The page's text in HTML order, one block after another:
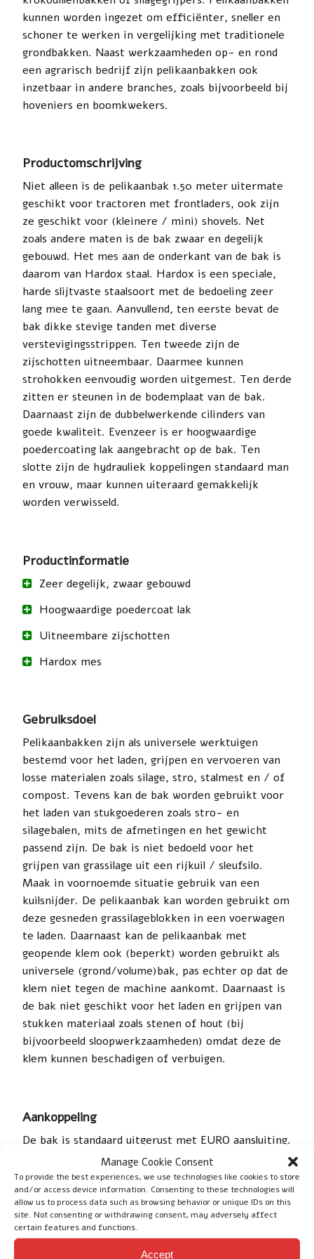
Manage Cookie Consent
To provide the best experiences, we use technologies like cookies to store
and/or access device information. Consenting to these technologies will
allow us to process data such as browsing behavior or unique IDs on this
site. Not consenting or withdrawing consent, may adversely affect
certain features and functions.
Accept
kunnen worden ingezet om efficiënter, sneller en
schoner te werken in vergelijking met traditionele
grondbakken. Naast werkzaamheden op- en rond
een agrarisch bedrijf zijn pelikaanbakken ook
inzetbaar in andere branches, zoals bijvoorbeeld bij
hoveniers en boomkwekers.
Productomschrijving
Niet alleen is de pelikaanbak 1.50 meter uitermate
geschikt voor tractoren met frontladers, ook zijn
ze geschikt voor (kleinere / mini) shovels. Net
zoals andere maten is de bak zwaar en degelijk
gebouwd. Het mes aan de onderkant van de bak is
daarom van Hardox staal. Hardox is een speciale,
harde slijtvaste staalsoort met de bedoeling zeer
lang mee te gaan. Aanvullend, ten eerste bevat de
bak dikke stevige tanden met diverse
verstevigingsstrippen. Ten tweede zijn de
zijschotten uitneembaar. Daarmee kunnen
strohokken eenvoudig worden uitgemest. Ten derde
zitten er steunen in de bodemplaat van de bak.
Daarnaast zijn de dubbelwerkende cilinders van
goede kwaliteit. Evenzeer is er hoogwaardige
poedercoating lak aangebracht op de bak. Ten
slotte zijn de hydrauliek koppelingen standaard man
en vrouw, maar kunnen uiteraard gemakkelijk
worden verwisseld.
Productinformatie
Zeer degelijk, zwaar gebouwd
Hoogwaardige poedercoat lak
Uitneembare zijschotten
Hardox mes
Gebruiksdoel
Pelikaanbakken zijn als universele werktuigen
bestemd voor het laden, grijpen en vervoeren van
losse materialen zoals silage, stro, stalmest en / of
compost. Tevens kan de bak worden gebruikt voor
het laden van stukgoederen zoals stro- en
silagebalen, mits de afmetingen en het gewicht
passend zijn. De bak is niet bedoeld voor het
grijpen van grassilage uit een rijkuil / sleufsilo.
Maak in voornoemde situatie gebruik van een
kuilsnijder. De pelikaanbak kan worden gebruikt om
deze gesneden grassilageblokken in een voerwagen
te laden. Daarnaast kan de pelikaanbak met
geopende klem ook (beperkt) worden gebruikt als
universele (grond/volume)bak, pas echter op dat de
klem niet tegen de machine aankomt. Daarnaast is
de bak niet geschikt voor het laden en grijpen van
stukken materiaal zoals stenen of hout (bij
bijvoorbeeld sloopwerkzaamheden) omdat deze de
klem kunnen beschadigen of verbuigen.
Aankoppeling
De bak is standaard uitgerust met EURO aansluiting.
Andere aansluitingen dan EURO zijn leverbaar tegen
meerprijs.
Technische gegevens